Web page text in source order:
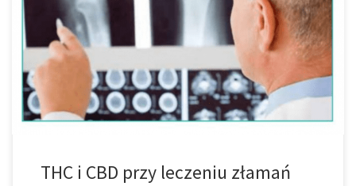
badanie medycznej marihuany. W pierwszym rzędzie są to
badania, które są przeprowadzane na Żydowskim Uniwersytecie
oraz Uniwersytecie Tel Aviv i dzięki którym stwierdzono, że THC
oraz cannabidiol, czyli CBD wspomagają gojenie i zrastanie się
złamanych kości oraz są w stanie […]
THC i CBD przy leczeniu złamań